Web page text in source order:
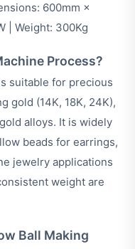
600mm ×
| Weight: 300Kg
Process?
suitable for precious
gold (14K, 18K, 24K),
alloys. It is widely
beads for earrings,
jewelry applications
weight are
Ball Making